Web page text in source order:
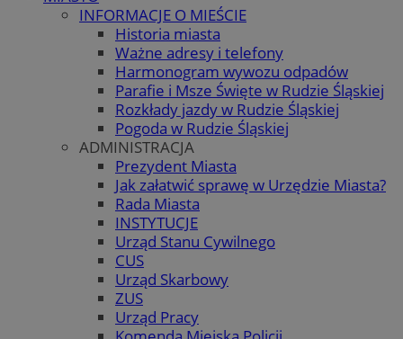
INFORMACJE O MIEŚCIE
Historia miasta
Ważne adresy i telefony
Harmonogram wywozu odpadów
Parafie i Msze Święte w Rudzie Śląskiej
Rozkłady jazdy w Rudzie Śląskiej
Pogoda w Rudzie Śląskiej
ADMINISTRACJA
Prezydent Miasta
Jak załatwić sprawę w Urzędzie Miasta?
Rada Miasta
INSTYTUCJE
Urząd Stanu Cywilnego
CUS
Urząd Skarbowy
ZUS
Urząd Pracy